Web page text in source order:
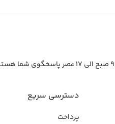
دسترسی سریع
پرداخت